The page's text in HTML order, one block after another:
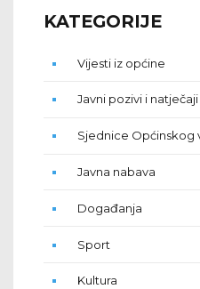
KATEGORIJE
Vijesti iz općine
Javni pozivi i natječaji
Sjednice Općinskog
Javna nabava
Događanja
Sport
Kultura